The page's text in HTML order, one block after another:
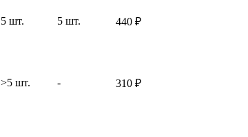
5 шт. 5 шт. 440 ₽
>5 шт. - 310 ₽